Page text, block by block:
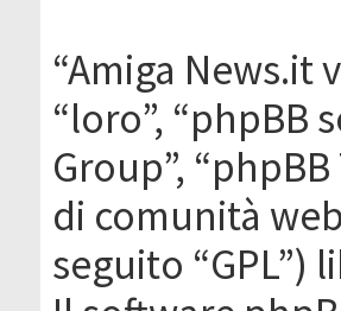
“Amiga News.it
“loro”, “phpBB
Group”,
di comunità
seguito